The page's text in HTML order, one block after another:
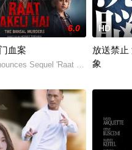
Confurius
视剧，由杉浦直树和神木隆之介主
6.0
血案
Sequel 'Raat Akeli Hai: The
HD
放送禁止
象
「ある事